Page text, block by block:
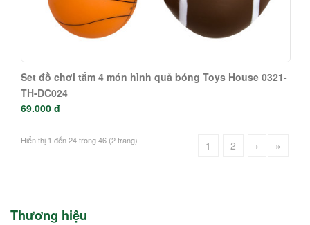
Set đồ chơi tắm 4 món hình quả bóng Toys House 0321-
TH-DC024
69.000 đ
1 2 › »
Hiển thị 1 đến 24 trong 46 (2 trang)
Thương hiệu